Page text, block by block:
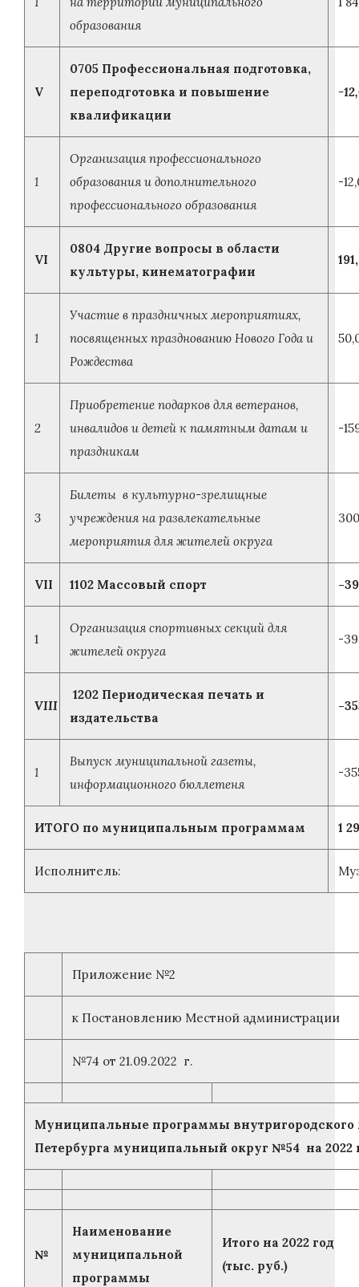
образования
V
0705 Профессиональная подготовка,
переподготовка и повышение
квалификации
-
1
Организация профессионального
образования и дополнительного
профессионального образования
-
VI
0804 Другие вопросы в области
культуры, кинематографии
1
Участие в праздничных мероприятиях,
посвященных празднованию Нового Года и
Рождества
2
Приобретение подарков для ветеранов,
инвалидов и детей к памятным датам и
праздникам
-
3
Билеты в культурно-зрелищные
учреждения на развлекательные
мероприятия для жителей округа
VII 1102 Массовый спорт -
1
Организация спортивных секций для
жителей округа
-
VIII
1202 Периодическая печать и
издательства
-
1
Выпуск муниципальной газеты,
информационного бюллетеня
-
ИТОГО по муниципальным программам 1
Исполнитель:
Приложение №2
к Постановлению Местной администрации
№74 от 21.09.2022 г.
Муниципальные программы внутригородского
Петербурга муниципальный округ №54 на 2022
№
Наименование
муниципальной
программы
Итого на 2022 год
(тыс. руб.)